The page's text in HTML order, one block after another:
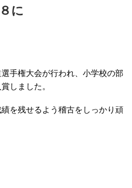
に
手権大会が行われ、小学校の部
しました。
を残せるよう稽古をしっかり頑